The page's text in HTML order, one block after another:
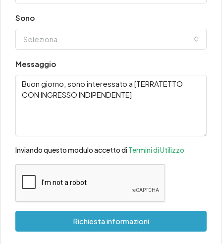
Sono
Seleziona
Messaggio
Inviando questo modulo accetto di Termini di Utilizzo
Richiesta informazioni